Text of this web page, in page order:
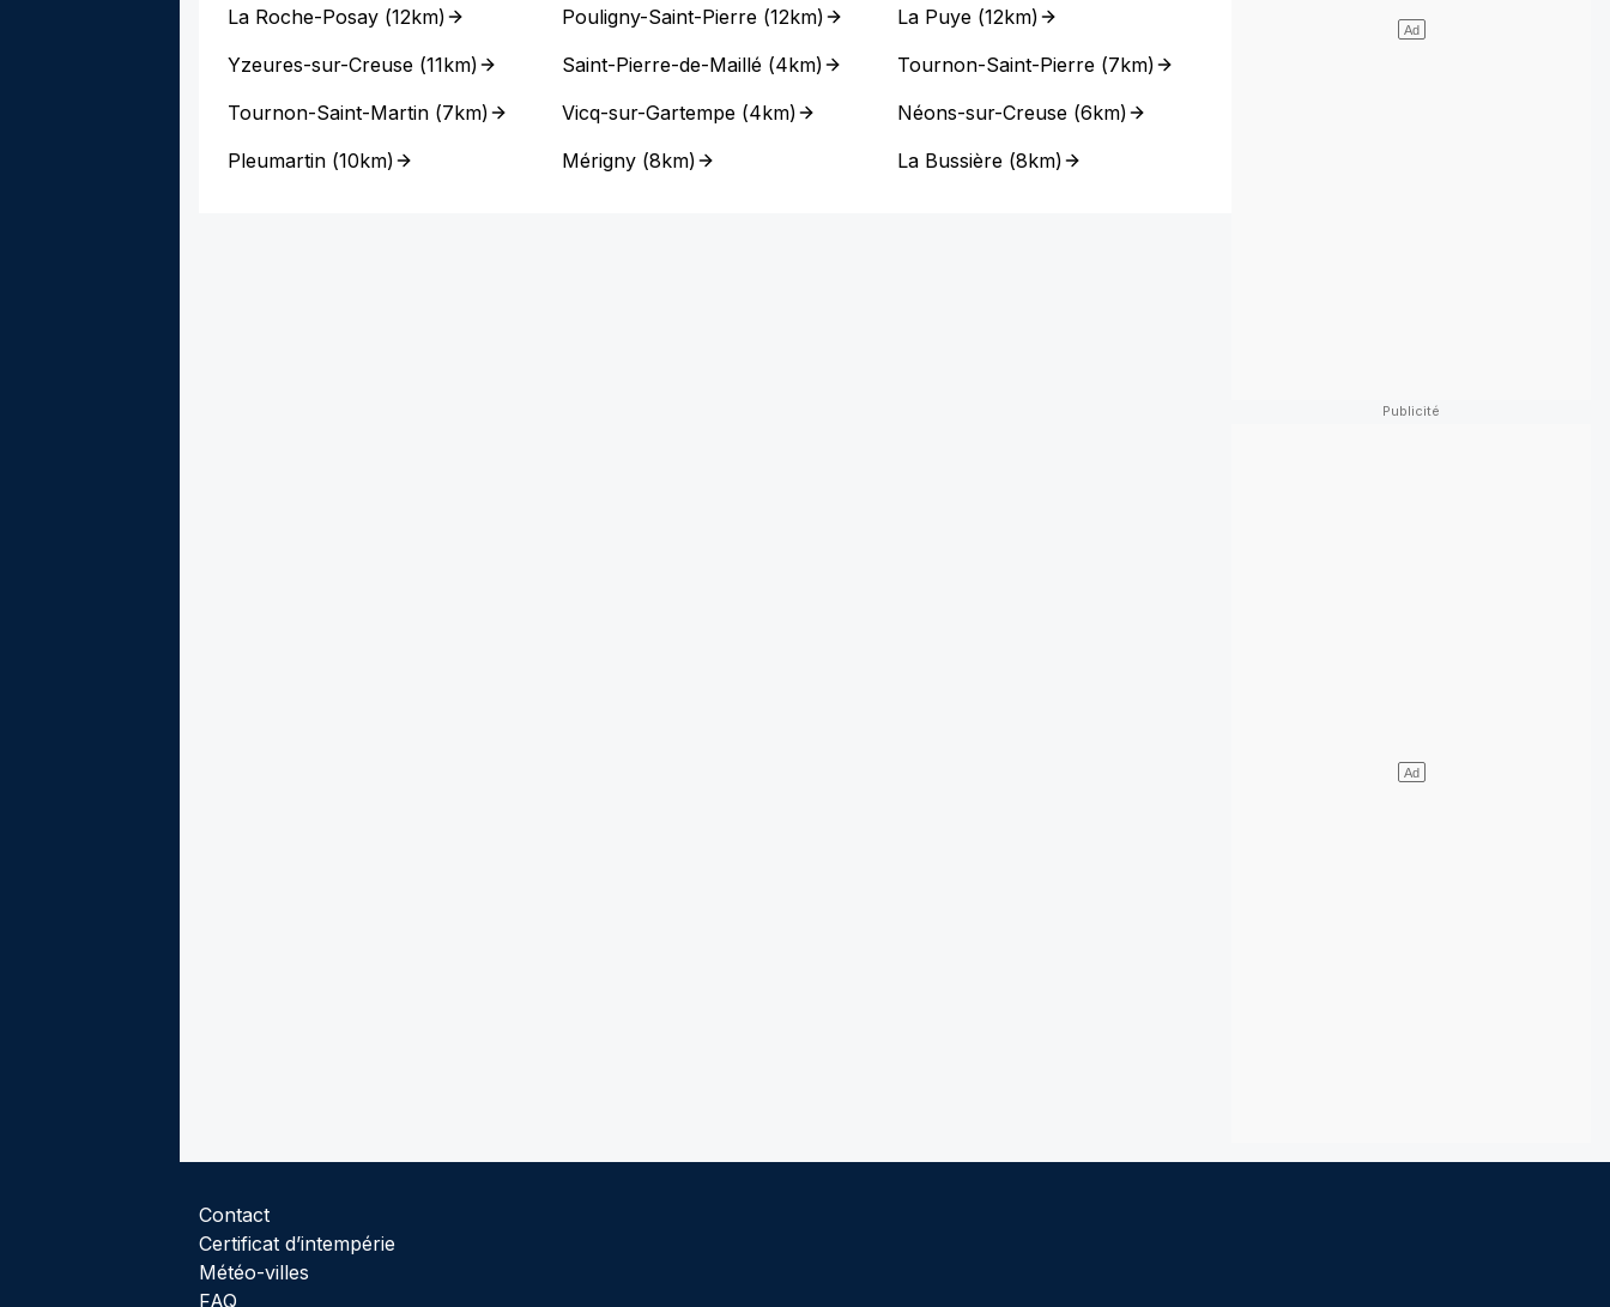
La Roche-Posay (12km)
Yzeures-sur-Creuse (11km)
Tournon-Saint-Martin (7km)
Pleumartin (10km)
Pouligny-Saint-Pierre (12km)
Saint-Pierre-de-Maillé (4km)
Vicq-sur-Gartempe (4km)
Mérigny (8km)
La Puye(12km)
Tournon-Saint-Pierre(7km)
Néons-sur-Creuse(6km)
La Bussière(8km)
Contact
Certificat d’intempérie
Météo-villes
FAQ